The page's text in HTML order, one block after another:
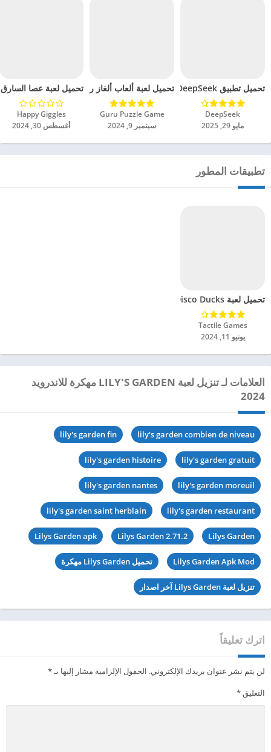
تحميل تطبيق DeepSeek مهكر للاندرويد 2025
DeepSeek‏
مايو 29, 2025
تحميل لعبة ألعاب ألغاز رياضية كروسماث مهكرة
Guru Puzzle Game‏
سبتمبر 9, 2024
تحميل لعبة عصا السارق
Happy Giggles‏
أغسطس 30, 2024
تطبيقات المطور
تحميل لعبة Disco Ducks مهكرة للاندرويد 2024
Tactile Games‏
يونيو 11, 2024
العلامات لـ تنزيل لعبة LILY'S GARDEN مهكرة للاندرويد
2024
lily's garden combien de niveau
lily's garden fin
lily's garden gratuit
lily's garden histoire
lily's garden moreuil
lily's garden nantes
lily's garden restaurant
lily's garden saint herblain
Lilys Garden
Lilys Garden 2.71.2
Lilys Garden apk
Lilys Garden Apk Mod تحميل Lilys Garden مهكرة
تنزيل لعبة Lilys Garden آخر اصدار
اترك تعليقاً
لن يتم نشر عنوان بريدك الإلكتروني. الحقول الإلزامية مشار إليها بـ*
التعليق*